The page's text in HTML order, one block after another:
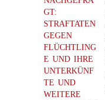
GT:
STRAFTATEN
GEGEN
FLÜCHTLING
E UND IHRE
UNTERKÜNF
TE UND
WEITERE